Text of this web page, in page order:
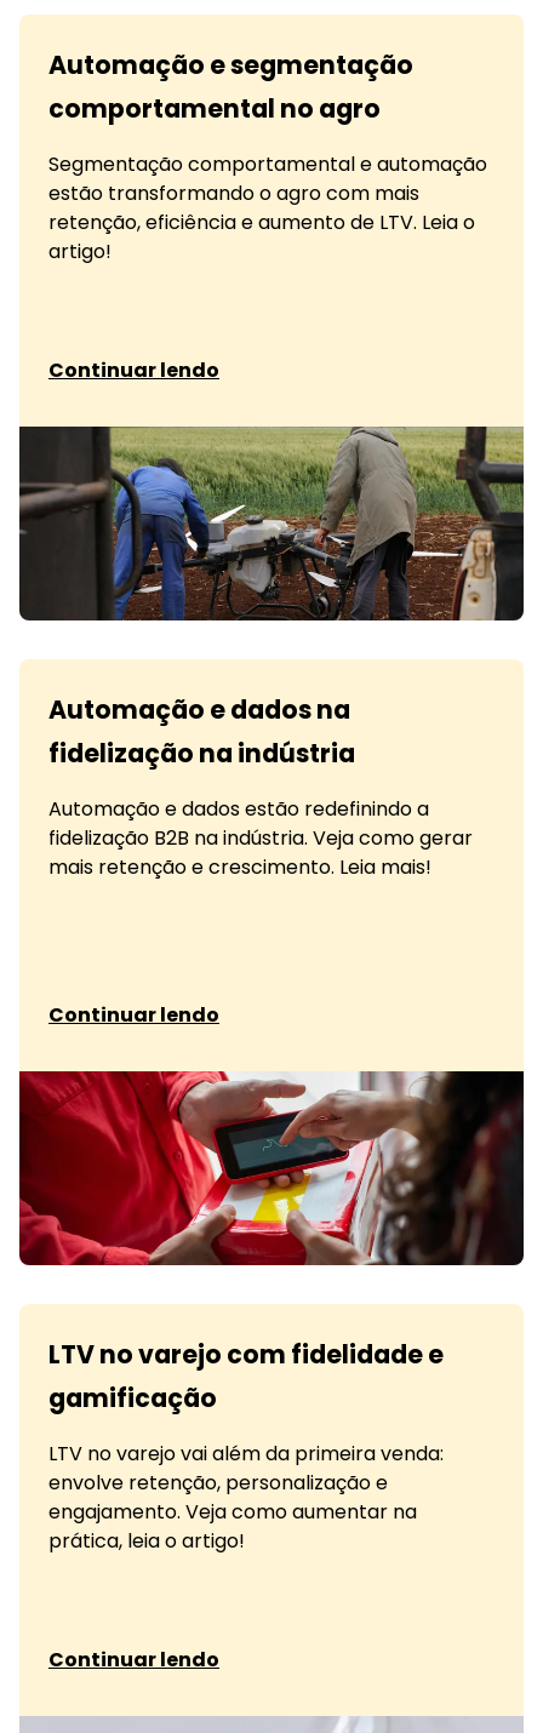
Automação e segmentação
comportamental no agro
Segmentação comportamental e automação
estão transformando o agro com mais
retenção, eficiência e aumento de LTV. Leia o
artigo!
Continuar lendo
Automação e dados na
fidelização na indústria
Automação e dados estão redefinindo a
fidelização B2B na indústria. Veja como gerar
mais retenção e crescimento. Leia mais!
Continuar lendo
LTV no varejo com fidelidade e
gamificação
LTV no varejo vai além da primeira venda:
envolve retenção, personalização e
engajamento. Veja como aumentar na
prática, leia o artigo!
Continuar lendo